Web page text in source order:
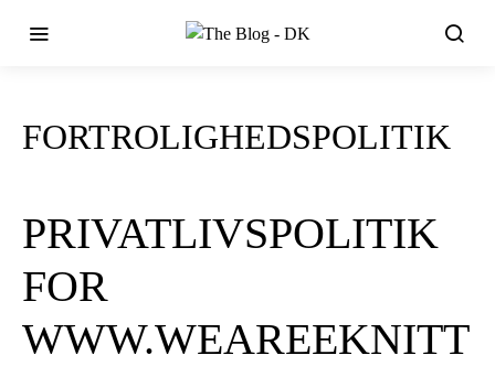
FORTROLIGHEDSPOLITIK
PRIVATLIVSPOLITIK
FOR
WWW.WEAREEKNITT